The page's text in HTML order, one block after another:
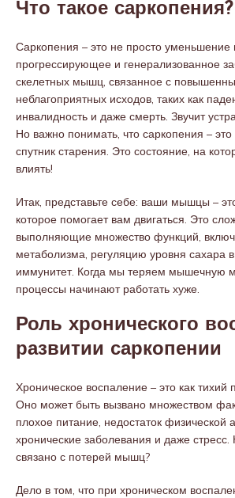
Что такое саркопения?
Саркопения – это не просто
прогрессирующее и генерализованное
скелетных мышц, связанное с
неблагоприятных исходов, таких как
инвалидность и даже смерть. Звучит
Но важно понимать, что саркопения –
спутник старения. Это состояние, на
влиять!
Итак, представьте себе: ваши мышцы –
которое помогает вам двигаться. Это
выполняющие множество функций,
метаболизма, регуляцию уровня сахара
иммунитет. Когда мы теряем мышечную
процессы начинают работать хуже.
Роль хронического
развитии саркопении
Хроническое воспаление – это как тихий
Оно может быть вызвано множеством
плохое питание, недостаток физической
хронические заболевания и даже
связано с потерей мышц?
Дело в том, что при хроническом